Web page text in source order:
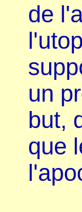
de
un
but,
que